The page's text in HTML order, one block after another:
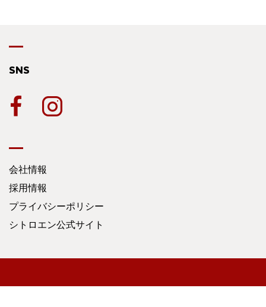
SNS
会社情報
採用情報
プライバシーポリシー
シトロエン公式サイト